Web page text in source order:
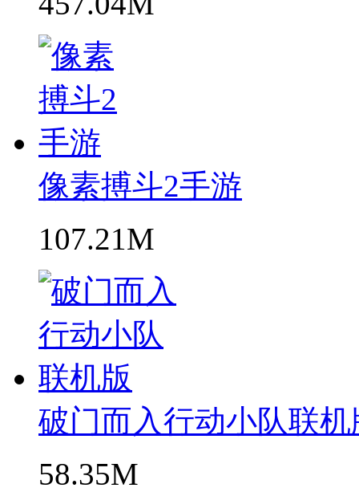
像素搏斗2手游
107.21M
破门而入行动小队联机
58.35M